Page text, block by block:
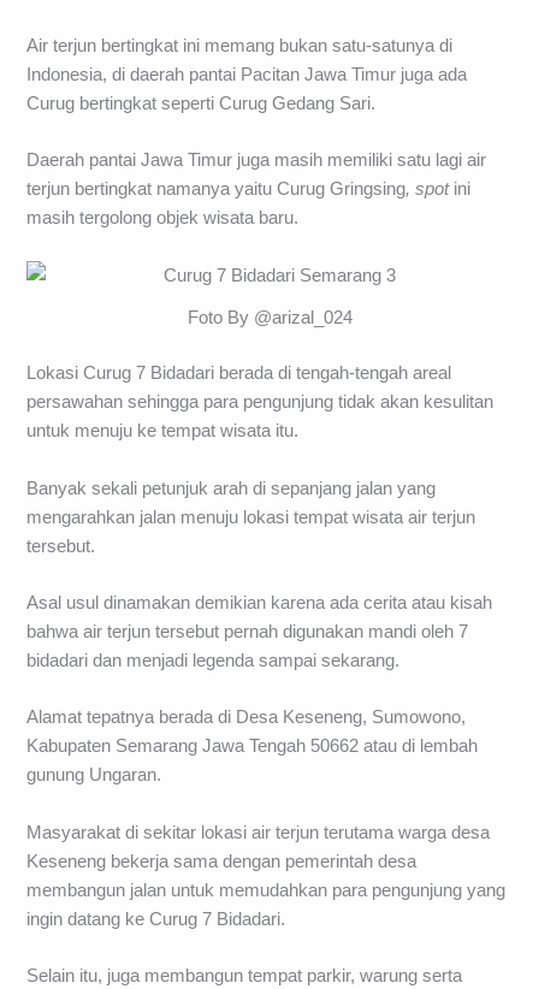
Air terjun bertingkat ini memang bukan satu-satunya di
Indonesia, di daerah pantai Pacitan Jawa Timur juga ada
Curug bertingkat seperti Curug Gedang Sari.
Daerah pantai Jawa Timur juga masih memiliki satu lagi air
terjun bertingkat namanya yaitu Curug Gringsing, spotini
masih tergolong objek wisata baru.
Foto By @arizal_024
Lokasi Curug 7 Bidadari berada di tengah-tengah areal
persawahan sehingga para pengunjung tidak akan kesulitan
untuk menuju ke tempat wisata itu.
Banyak sekali petunjuk arah di sepanjang jalan yang
mengarahkan jalan menuju lokasi tempat wisata air terjun
tersebut.
Asal usul dinamakan demikian karena ada cerita atau kisah
bahwa air terjun tersebut pernah digunakan mandi oleh 7
bidadari dan menjadi legenda sampai sekarang.
Alamat tepatnya berada di Desa Keseneng, Sumowono,
Kabupaten Semarang Jawa Tengah 50662 atau di lembah
gunung Ungaran.
Masyarakat di sekitar lokasi air terjun terutama warga desa
Keseneng bekerja sama dengan pemerintah desa
membangun jalan untuk memudahkan para pengunjung yang
ingin datang ke Curug 7 Bidadari.
Selain itu, juga membangun tempat parkir, warung serta